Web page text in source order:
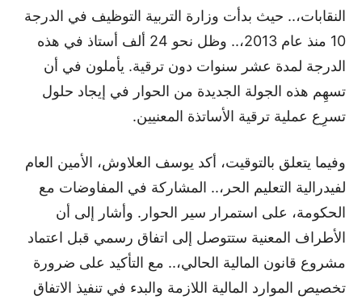
النقابات،.. حيث بدأت وزارة التربية التوظيف في الدرجة
10 منذ عام 2013،.. وظل نحو 24 ألف أستاذ في هذه
الدرجة لمدة عشر سنوات دون ترقية. يأملون في أن
تسهِم هذه الجولة الجديدة من الحوار في إيجاد حلول
تسرِع عملية ترقية الأساتذة المعنيين.
وفيما يتعلق بالتوقيت، أكد يوسف العلاوش، الأمين العام
لفيدرالية التعليم الحر،.. المشاركة في المفاوضات مع
الحكومة، على استمرار سير الحوار. وأشار إلى أن
الأطراف المعنية ستتوصل إلى اتفاق رسمي قبل اعتماد
مشروع قانون المالية الحالي،.. مع التأكيد على ضرورة
تخصيص الموارد المالية اللازمة والبدء في تنفيذ الاتفاق